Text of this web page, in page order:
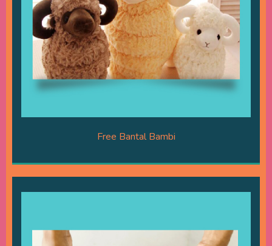
Free Bantal Bambi